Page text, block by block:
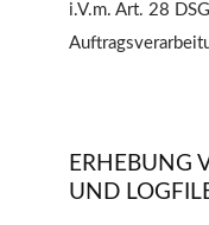
i.V.m. Art. 28
ERHEBUNG
UND